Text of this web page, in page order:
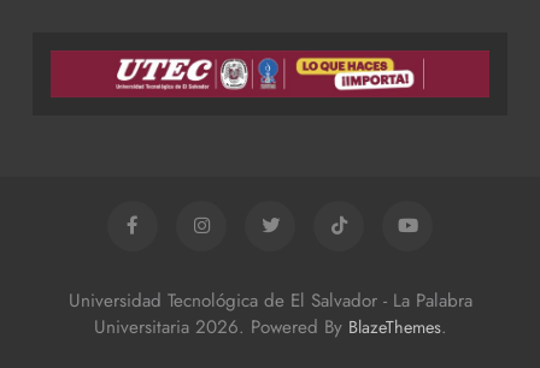
Universidad Tecnológica de El Salvador - La Palabra
Universitaria 2026. Powered By BlazeThemes.